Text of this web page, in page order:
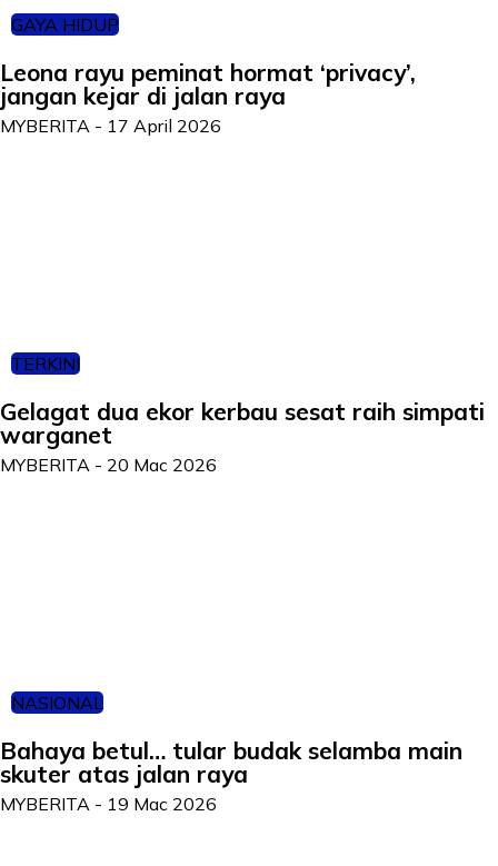
GAYA HIDUP
Leona rayu peminat hormat ‘privacy’,
jangan kejar di jalan raya
MYBERITA - 17 April 2026
TERKINI
Gelagat dua ekor kerbau sesat raih simpati
warganet
MYBERITA - 20 Mac 2026
NASIONAL
Bahaya betul… tular budak selamba main
skuter atas jalan raya
MYBERITA - 19 Mac 2026